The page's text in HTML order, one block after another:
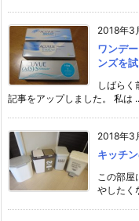
2018年3
ワンデ
ンズを
しばらく
記事をアップしました。 私は
2018年3
キッチ
この部屋
やしたく